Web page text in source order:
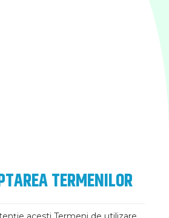
TERMENILOR